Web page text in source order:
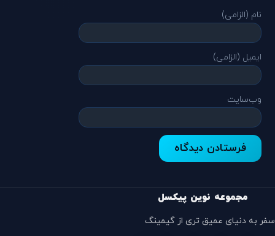
نام (الزامی)
ایمیل (الزامی)
وب‌سایت
مجموعه نوین پیکسل
سفر به دنیای عمیق تری از گیمینگ